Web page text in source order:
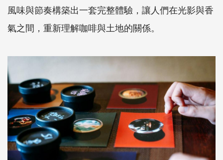
風味與節奏構築出一套完整體驗，讓人們在光影與香
氣之間，重新理解咖啡與土地的關係。